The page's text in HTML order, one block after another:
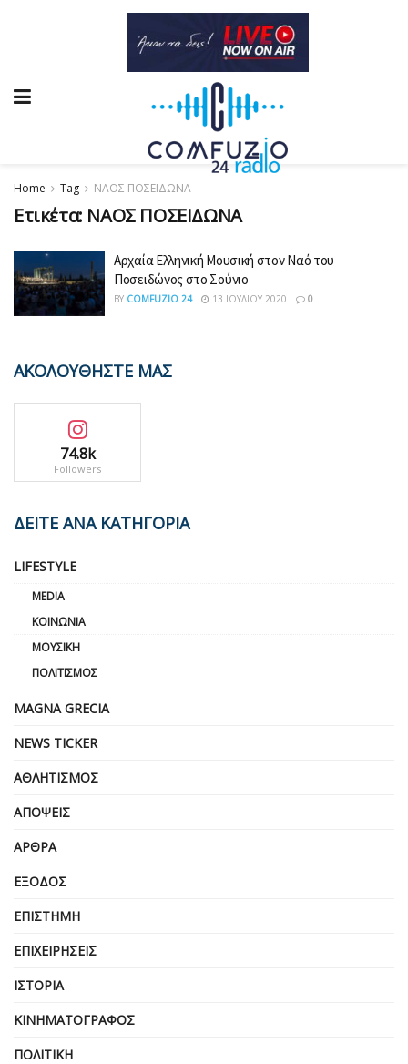
Home Tag ΝΑΟΣ ΠΟΣΕΙΔΩΝΑ
Ετικέτα: ΝΑΟΣ ΠΟΣΕΙΔΩΝΑ
Αρχαία Ελληνική Μουσική στον Ναό του
Ποσειδώνος στο Σούνιο
BY COMFUZIO 24 13 ΙΟΥΛΊΟΥ 2020 0
ΑΚΟΛΟΥΘΗΣΤΕ ΜΑΣ
74.8k
Followers
ΔΕΙΤΕ ΑΝΑ ΚΑΤΗΓΟΡΙΑ
LIFESTYLE
MEDIA
ΚΟΙΝΩΝΊΑ
ΜΟΥΣΙΚΉ
ΠΟΛΙΤΙΣΜΌΣ
MAGNA GRECIA
NEWS TICKER
ΑΘΛΗΤΙΣΜΌΣ
ΑΠΌΨΕΙΣ
ΆΡΘΡΑ
ΈΞΟΔΟΣ
ΕΠΙΣΤΉΜΗ
ΕΠΙΧΕΙΡΗΣΕΙΣ
ΙΣΤΟΡΊΑ
ΚΙΝΗΜΑΤΟΓΡΆΦΟΣ
ΠΟΛΙΤΙΚΉ